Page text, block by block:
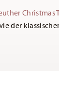
Christmas
der